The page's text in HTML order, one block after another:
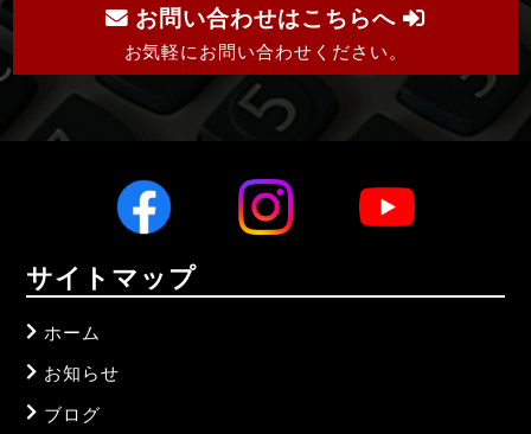
お問い合わせはこちらへ
お気軽にお問い合わせください。
サイトマップ
ホーム
お知らせ
ブログ